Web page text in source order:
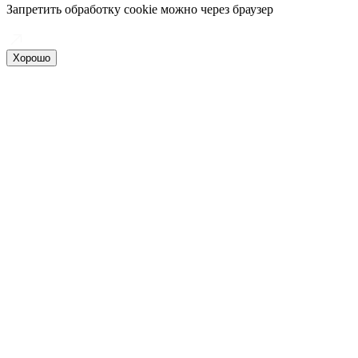
Запретить обработку cookie можно через браузер
Хорошо